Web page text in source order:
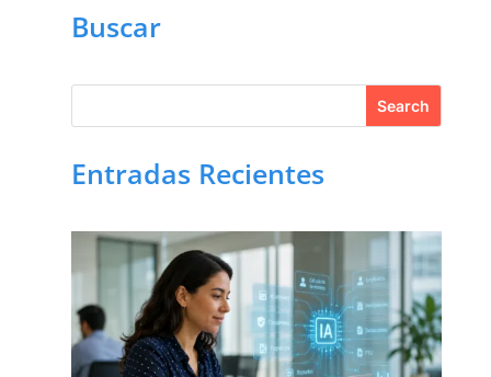
Buscar
Entradas Recientes